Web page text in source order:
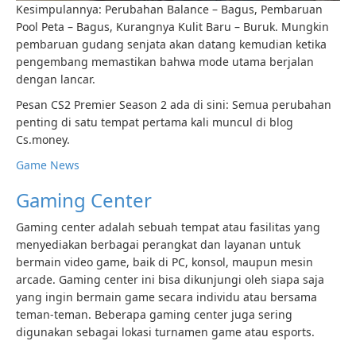
Kesimpulannya: Perubahan Balance – Bagus, Pembaruan
Pool Peta – Bagus, Kurangnya Kulit Baru – Buruk. Mungkin
pembaruan gudang senjata akan datang kemudian ketika
pengembang memastikan bahwa mode utama berjalan
dengan lancar.
Pesan CS2 Premier Season 2 ada di sini: Semua perubahan
penting di satu tempat pertama kali muncul di blog
Cs.money.
Game News
Gaming Center
Gaming center adalah sebuah tempat atau fasilitas yang
menyediakan berbagai perangkat dan layanan untuk
bermain video game, baik di PC, konsol, maupun mesin
arcade. Gaming center ini bisa dikunjungi oleh siapa saja
yang ingin bermain game secara individu atau bersama
teman-teman. Beberapa gaming center juga sering
digunakan sebagai lokasi turnamen game atau esports.